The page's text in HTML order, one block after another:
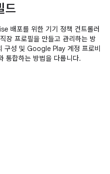
드
배포를 위한 기기 정책 컨트롤러
장 프로필을 만들고 관리하는 방
구성 및 Google Play 계정 프로비
통합하는 방법을 다룹니다.